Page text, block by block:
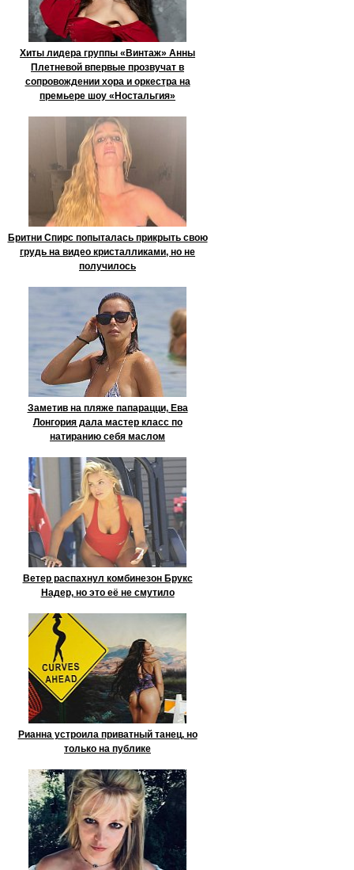
Хиты лидера группы «Винтаж» Анны
Плетневой впервые прозвучат в
сопровождении хора и оркестра на
премьере шоу «Ностальгия»
Бритни Спирс попыталась прикрыть свою
грудь на видео кристалликами, но не
получилось
Заметив на пляже папарацци, Ева
Лонгория дала мастер класс по
натиранию себя маслом
Ветер распахнул комбинезон Брукс
Надер, но это её не смутило
Рианна устроила приватный танец, но
только на публике